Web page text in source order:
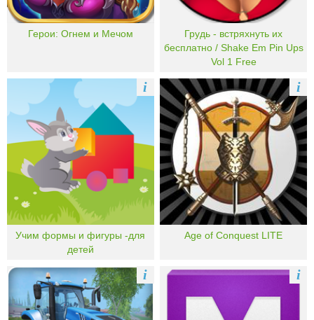
Герои: Огнем и Мечом
Грудь - встряхнуть их
бесплатно / Shake Em Pin Ups
Vol 1 Free
Учим формы и фигуры -для
детей
i
Age of Conquest LITE
i
i i